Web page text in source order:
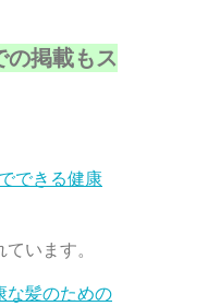
の掲載もス
できる健康
います。
な髪のための